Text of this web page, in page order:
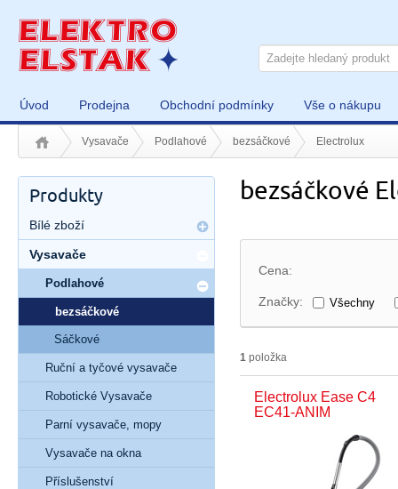
Úvod Prodejna Obchodní podmínky Vše o nákupu
Vysavače Podlahové bezsáčkové Electrolux
bezsáčkové
Cena:
Značky: Všechny
1 položka
Electrolux Ease C4
EC41-ANIM
Produkty
Bílé zboží
Vysavače
Podlahové
bezsáčkové
Sáčkové
Ruční a tyčové vysavače
Robotické Vysavače
Parní vysavače, mopy
Vysavače na okna
Příslušenství